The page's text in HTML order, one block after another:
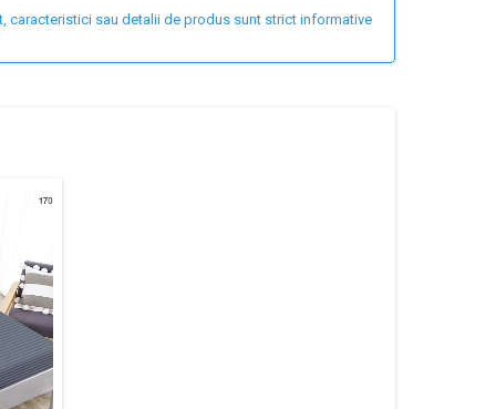
caracteristici sau detalii de produs sunt strict informative